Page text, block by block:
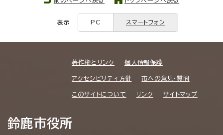
表示 PC スマートフォン
著作権とリンク 個人情報保護
アクセシビリティ方針 市への意見・質問
このサイトについて リンク サイトマップ
鈴鹿市役所